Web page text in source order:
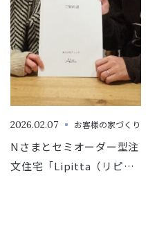
2026.02.07 お客様の家づくり
Nさまとセミオーダー型注
文住宅「Lipitta（リピッ